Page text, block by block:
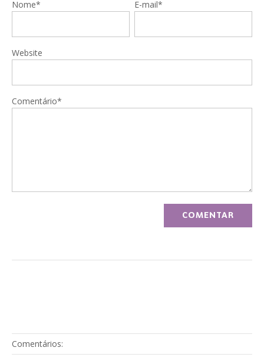
Nome* E-mail*
Website
Comentário*
Comentários: